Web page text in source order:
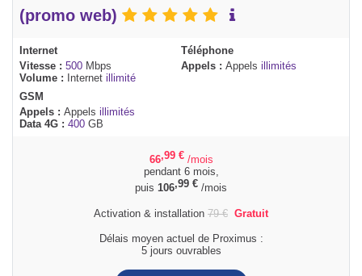
(promo web)
Internet
Vitesse : 500 Mbps
Volume :
Internet illimité
Téléphone
Appels : Appels illimités
GSM
Appels : Appels illimités
Data 4G : 400 GB
66,99 € /mois
pendant 6 mois,
puis 106,99 € /mois
Activation & installation 79€ Gratuit
Délais moyen actuel de Proximus :
5 jours ouvrables